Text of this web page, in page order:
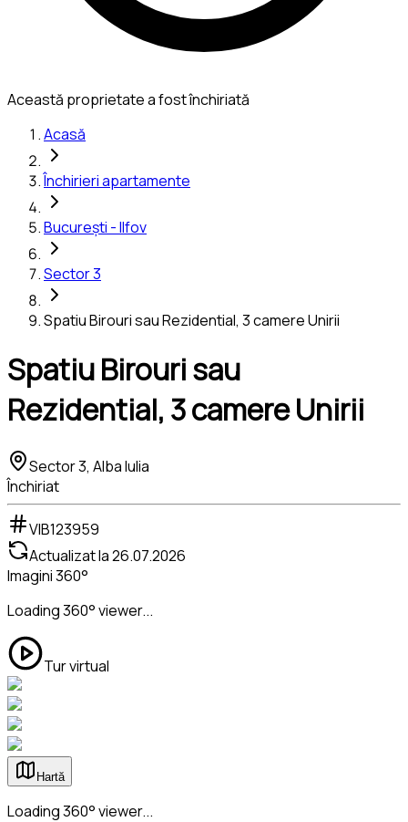
Această proprietate a fost închiriată
Acasă
Închirieri apartamente
București - Ilfov
Sector 3
Spatiu Birouri sau Rezidential, 3 camere Unirii
Spatiu Birouri sau
Rezidential, 3 camere Unirii
Sector 3, Alba Iulia
Închiriat
VIB123959
Actualizat la26.07.2026
Imagini 360°
Loading 360° viewer...
Tur virtual
Hartă
Loading 360° viewer...